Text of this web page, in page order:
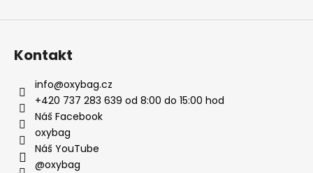
Kontakt
info@oxybag.cz
+420 737 283 639 od 8:00 do 15:00 hod
Náš Facebook
oxybag
Náš YouTube
@oxybag